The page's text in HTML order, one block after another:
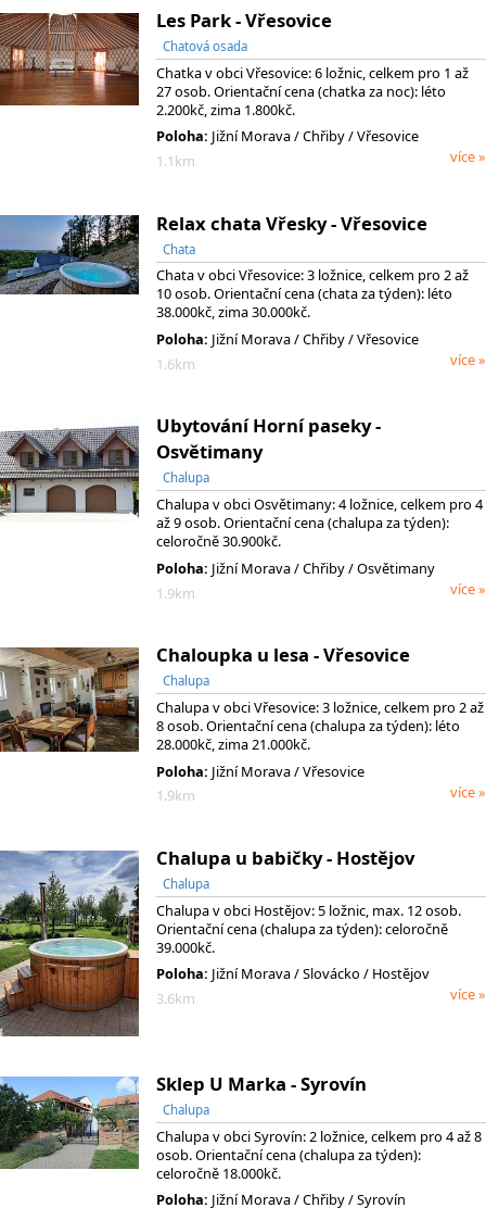
Les Park - Vřesovice
Chatová osada
Chatka v obci Vřesovice: 6 ložnic, celkem pro 1 až
27 osob. Orientační cena (chatka za noc): léto
2.200kč, zima 1.800kč.
Poloha: Jižní Morava/ Chřiby/ Vřesovice
1.1km
více »
Relax chata Vřesky - Vřesovice
Chata
Chata v obci Vřesovice: 3 ložnice, celkem pro 2 až
10 osob. Orientační cena (chata za týden): léto
38.000kč, zima 30.000kč.
Poloha: Jižní Morava/ Chřiby/ Vřesovice
1.6km
více »
Ubytování Horní paseky -
Osvětimany
Chalupa
Chalupa v obci Osvětimany: 4 ložnice, celkem pro 4
až 9 osob. Orientační cena (chalupa za týden):
celoročně 30.900kč.
Poloha: Jižní Morava/ Chřiby/ Osvětimany
1.9km
více »
Chaloupka u lesa - Vřesovice
Chalupa
Chalupa v obci Vřesovice: 3 ložnice, celkem pro 2 až
8 osob. Orientační cena (chalupa za týden): léto
28.000kč, zima 21.000kč.
Poloha: Jižní Morava / Vřesovice
1.9km
více »
Chalupa u babičky - Hostějov
Chalupa
Chalupa v obci Hostějov: 5 ložnic, max. 12 osob.
Orientační cena (chalupa za týden): celoročně
39.000kč.
Poloha: Jižní Morava/ Slovácko / Hostějov
3.6km
více »
Sklep U Marka - Syrovín
Chalupa
Chalupa v obci Syrovín: 2 ložnice, celkem pro 4 až 8
osob. Orientační cena (chalupa za týden):
celoročně 18.000kč.
Poloha: Jižní Morava/ Chřiby/ Syrovín